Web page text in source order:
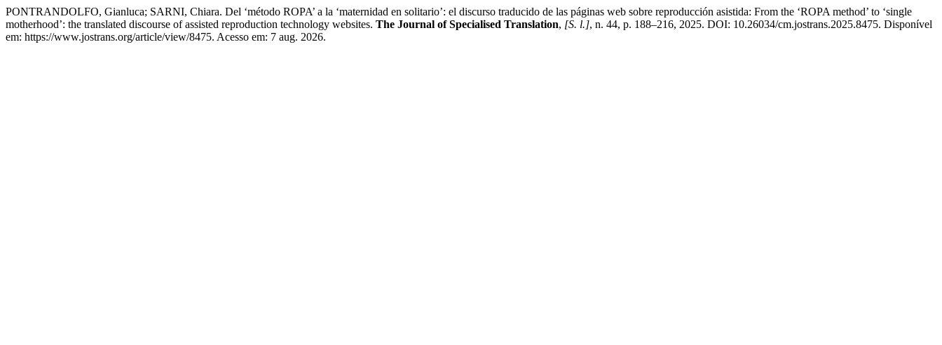
PONTRANDOLFO, Gianluca; SARNI, Chiara. Del ‘método ROPA’ a la ‘maternidad en solitario’: el discurso traducido de las páginas web sobre reproducción asistida: From the ‘ROPA method’ to ‘single
motherhood’: the translated discourse of assisted reproduction technology websites. The Journal of Specialised Translation, [S. l.], n. 44, p. 188–216, 2025. DOI: 10.26034/cm.jostrans.2025.8475. Disponível
em: https://www.jostrans.org/article/view/8475. Acesso em: 7 aug. 2026.